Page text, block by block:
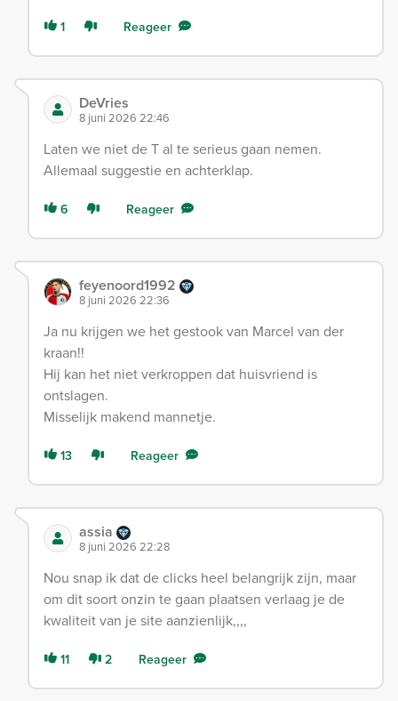
1 Reageer
DeVries
8 juni 2026 22:46
Laten we niet de T al te serieus gaan nemen.
Allemaal suggestie en achterklap.
6 Reageer
feyenoord1992
8 juni 2026 22:36
Ja nu krijgen we het gestook van Marcel van der
kraan!!
Hij kan het niet verkroppen dat huisvriend is
ontslagen.
Misselijk makend mannetje.
13 Reageer
assia
8 juni 2026 22:28
Nou snap ik dat de clicks heel belangrijk zijn, maar
om dit soort onzin te gaan plaatsen verlaag je de
kwaliteit van je site aanzienlijk,,,,
11 2 Reageer